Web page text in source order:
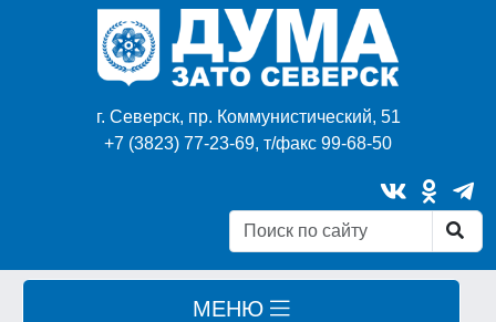
г. Северск, пр. Коммунистический, 51
+7 (3823) 77-23-69, т/факс 99-68-50
МЕНЮ